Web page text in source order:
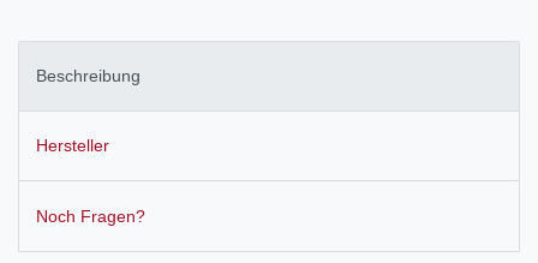
Beschreibung
Hersteller
Noch Fragen?